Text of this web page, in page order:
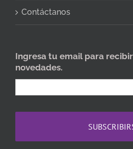
Contáctanos
Ingresa tu email para
novedades.